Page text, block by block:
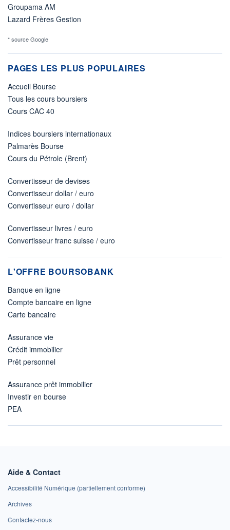
Groupama AM
Lazard Frères Gestion
* source Google
PAGES LES PLUS POPULAIRES
Accueil Bourse
Tous les cours boursiers
Cours CAC 40
Indices boursiers internationaux
Palmarès Bourse
Cours du Pétrole (Brent)
Convertisseur de devises
Convertisseur dollar / euro
Convertisseur euro / dollar
Convertisseur livres / euro
Convertisseur franc suisse / euro
L'OFFRE BOURSOBANK
Banque en ligne
Compte bancaire en ligne
Carte bancaire
Assurance vie
Crédit immobilier
Prêt personnel
Assurance prêt immobilier
Investir en bourse
PEA
Aide & Contact
Accessibilité Numérique (partiellement conforme)
Archives
Contactez-nous